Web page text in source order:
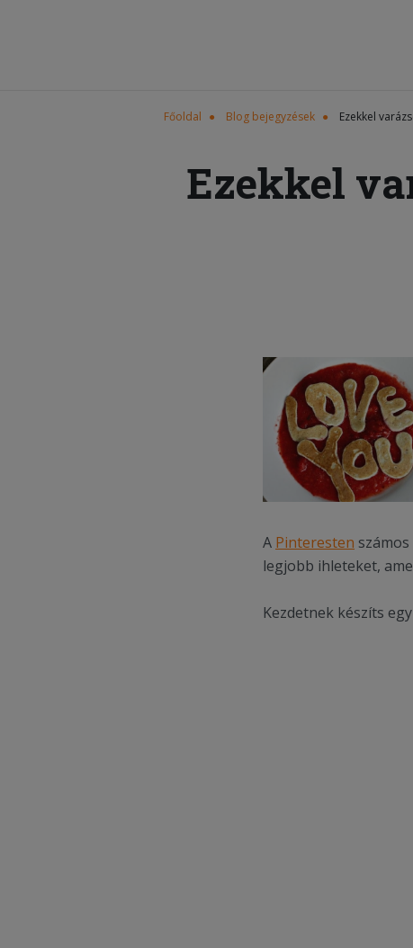
Főoldal Blog bejegyzések Ezekkel
Ezekkel
A Pinteresten
legjobb ihleteket,
Kezdetnek készíts